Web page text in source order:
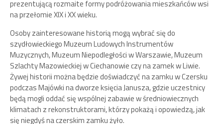
prezentującą rozmaite formy podróżowania mieszkańców wsi
na przełomie XIX i XX wieku.
Osoby zainteresowane historią mogą wybrać się do
szydłowieckiego Muzeum Ludowych Instrumentów
Muzycznych, Muzeum Niepodległości w Warszawie, Muzeum
Szlachty Mazowieckiej w Ciechanowie czy na zamek w Liwie.
Żywej historii można będzie doświadczyć na zamku w Czersku
podczas Majówki na dworze księcia Janusza, gdzie uczestnicy
będą mogli oddać się wspólnej zabawie w średniowiecznych
klimatach z rekonstruktorami, którzy pokażą i opowiedzą, jak
się niegdyś na czerskim zamku żyło.